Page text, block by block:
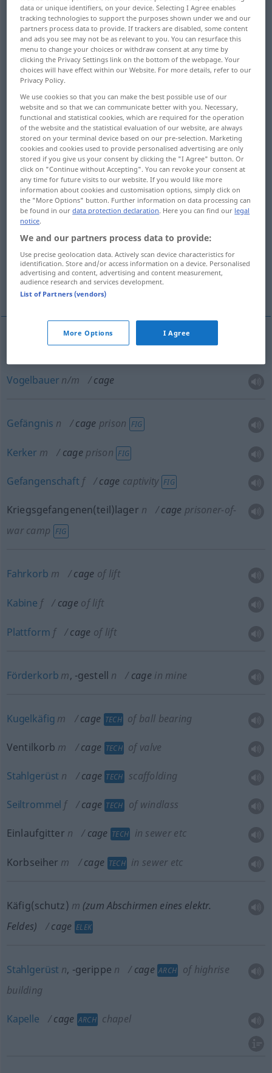
Overview of all translations
(For more details, click/tap on the translation)
Käfig, Vogelbauer
Gefängnis, Gefangenschaft,
Kriegsgefangenenteillager...
Fahrkorb, Kabine, Plattform Förderkorb
Kugelkäfig, Ventilkorb, Stahlgerüst,
Seiltrommel
Käfigschutz
bewegliche Abschirmung des Ziels...
Tor Einlaufgitter, Korbseiher
Vogelbauer n/m cage
Gefängnis n cage prison FIG
Kerker m cage prison FIG
Gefangenschaft f cage captivity FIG
Kriegsgefangenen(teil)lager n cage prisoner-of-
war camp FIG
Fahrkorb m cage of lift
Kabine f cage of lift
Plattform f cage of lift
Förderkorb m, -gestell n cage in mine
Kugelkäfig m cage TECH of ball bearing
Ventilkorb m cage TECH of valve
Stahlgerüst n cage TECH scaffolding
Seiltrommel f cage TECH of windlass
Einlaufgitter n cage TECH in seweretc
Korbseiher m cage TECH in seweretc
Käfig(schutz) m (zum Abschirmen eines elektr.
Feldes)
cage ELEK
Stahlgerüst n, -gerippe n cage ARCH
of highrise
building
Kapelle cage ARCH chapel
data or unique identifiers, on your device. Selecting I Agree enables
tracking technologies to support the purposes shown under we and our
partners process data to provide. If trackers are disabled, some content
and ads you see may not be as relevant to you. You can resurface this
menu to change your choices or withdraw consent at any time by
clicking the Privacy Settings link on the bottom of the webpage. Your
choices will have effect within our Website. For more details, refer to our
Privacy Policy.
We use cookies so that you can make the best possible use of our
website and so that we can communicate better with you. Necessary,
functional and statistical cookies, which are required for the operation
of the website and the statistical evaluation of our website, are always
stored on your terminal device based on our pre-selection. Marketing
cookies and cookies used to provide personalised advertising are only
stored if you give us your consent by clicking the "I Agree" button. Or
click on "Continue without Accepting". You can revoke your consent at
any time for future visits to our website. If you would like more
information about cookies and customisation options, simply click on
the "More Options" button. Further information on data processing can
be found in ourdata protection declaration. Here you can find our legal
notice.
We and our partners process data to provide:
Use precise geolocation data. Actively scan device characteristics for
identification. Store and/or access information on a device. Personalised
advertising and content, advertising and content measurement,
audience research and services development.
List of Partners (vendors)
More Options I Agree